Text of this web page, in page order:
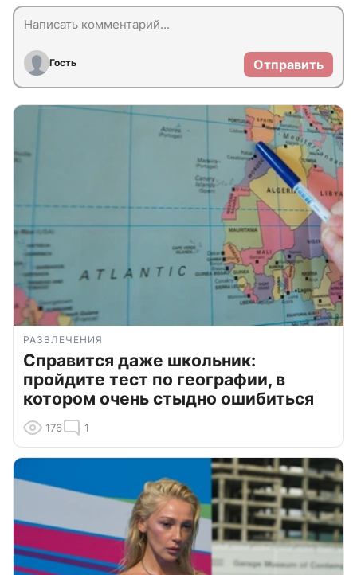
Гость Отправить
РАЗВЛЕЧЕНИЯ
Справится даже школьник:
пройдите тест по географии, в
котором очень стыдно ошибиться
176 1